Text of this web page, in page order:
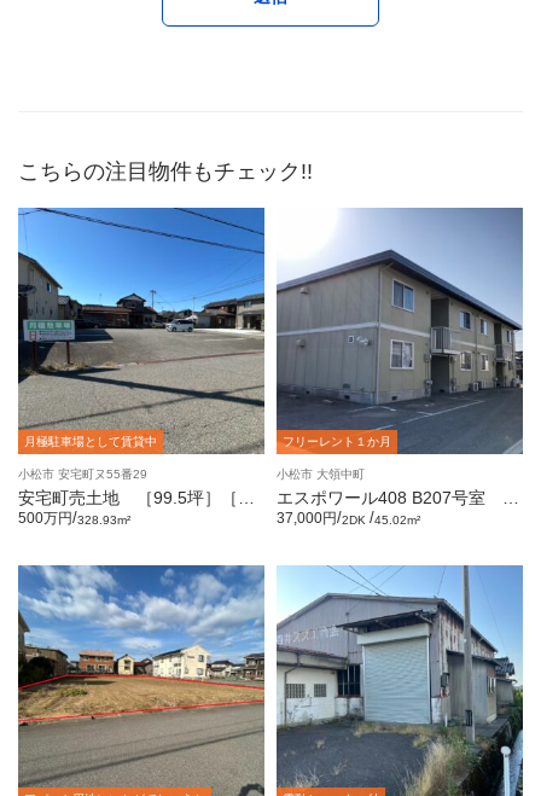
こちらの注目物件もチェック!!
月極駐車場として賃貸中
小松市 安宅町ヌ55番29
安宅町売土地 ［99.5坪］［月
極駐車場として賃貸中］
500万円/328.93m²
フリーレント１か月
小松市 大領中町
エスポワール408 B207号室 [2
DK]
37,000円/2DK /45.02m²